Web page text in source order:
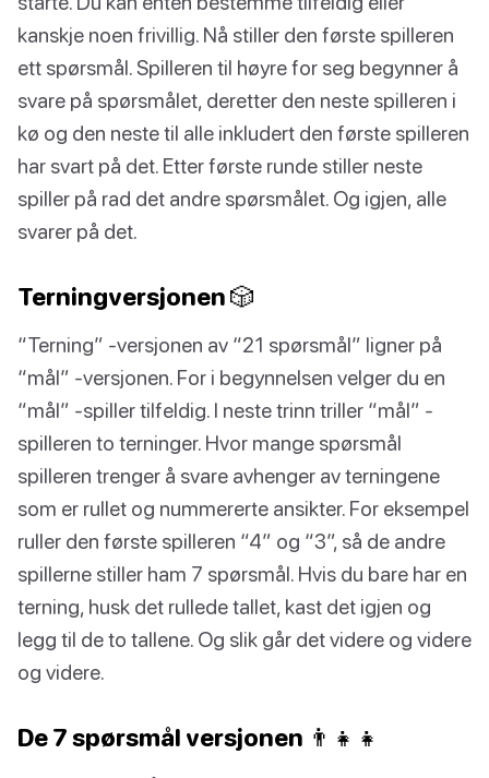
kanskje noen frivillig. Nå stiller den første spilleren
ett spørsmål. Spilleren til høyre for seg begynner å
svare på spørsmålet, deretter den neste spilleren i
kø og den neste til alle inkludert den første spilleren
har svart på det. Etter første runde stiller neste
spiller på rad det andre spørsmålet. Og igjen, alle
svarer på det.
Terningversjonen 🎲
“Terning” -versjonen av “21 spørsmål” ligner på
“mål” -versjonen. For i begynnelsen velger du en
“mål” -spiller tilfeldig. I neste trinn triller “mål” -
spilleren to terninger. Hvor mange spørsmål
spilleren trenger å svare avhenger av terningene
som er rullet og nummererte ansikter. For eksempel
ruller den første spilleren “4” og “3”, så de andre
spillerne stiller ham 7 spørsmål. Hvis du bare har en
terning, husk det rullede tallet, kast det igjen og
legg til de to tallene. Og slik går det videre og videre
og videre.
De 7 spørsmål versjonen 👨‍👧‍👧